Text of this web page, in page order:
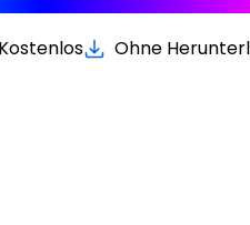
Kostenlos Ohne